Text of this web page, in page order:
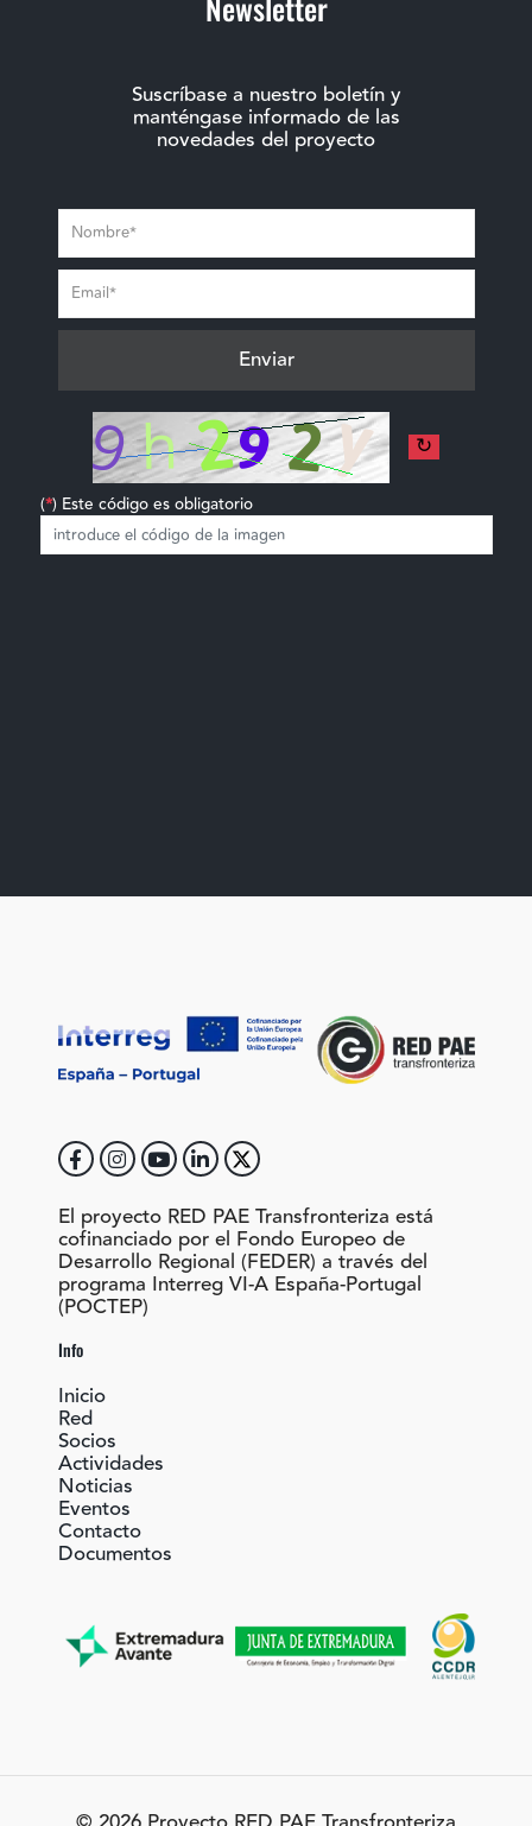
Suscríbase a nuestro boletín y
manténgase informado de las
novedades del proyecto
↻
(*) Este código es obligatorio
El proyecto RED PAE Transfronteriza está
cofinanciado por el Fondo Europeo de
Desarrollo Regional (FEDER) a través del
programa Interreg VI-A España-Portugal
(POCTEP)
Info
Inicio
Red
Socios
Actividades
Noticias
Eventos
Contacto
Documentos